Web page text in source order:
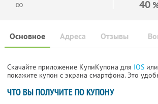
∞ 40
Основное Отзывы
Адреса
Скачайте приложение КупиКупона для IOS или
покажите купон с экрана смартфона. Это
ЧТО ВЫ ПОЛУЧИТЕ ПО КУПОНУ